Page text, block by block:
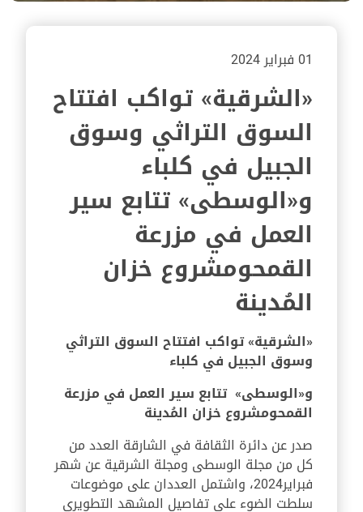
01 فبراير 2024
«الشرقية» تواكب افتتاح
السوق التراثي وسوق
الجبيل في كلباء
و«الوسطى» تتابع سير
العمل في مزرعة
القمحومشروع خزان
المُدينة
«الشرقية»تواكب افتتاح السوق التراثي
وسوق الجبيل في كلباء
و«الوسطى» تتابع سير العمل في مزرعة
القمحومشروع خزان المُدينة
صدر عن دائرة الثقافة في الشارقة العدد من
كل من مجلة الوسطى ومجلة الشرقية عن شهر
فبراير2024، واشتمل العددان على موضوعات
سلطت الضوء على تفاصيل المشهد التطويري